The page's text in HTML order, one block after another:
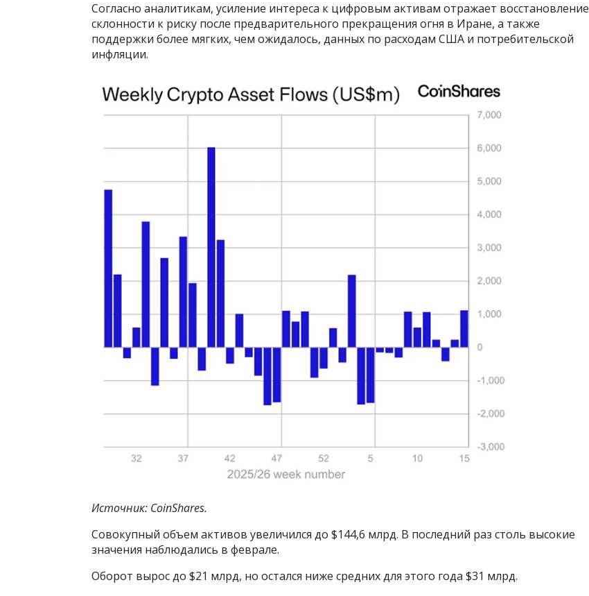
Согласно аналитикам, усиление интереса к цифровым активам отражает восстановление
склонности к риску после предварительного прекращения огня в Иране, а также
поддержки более мягких, чем ожидалось, данных по расходам США и потребительской
инфляции.
Источник: CoinShares.
Совокупный объем активов увеличился до $144,6 млрд. В последний раз столь высокие
значения наблюдались в феврале.
Оборот вырос до $21 млрд, но остался ниже средних для этого года $31 млрд.